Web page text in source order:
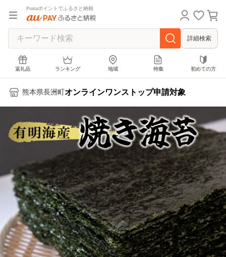
Pontaポイントでふるさと納税
詳細検索
返礼品 ランキング 地域 特集 初めての方
熊本県長洲町 オンラインワンストップ申請対象